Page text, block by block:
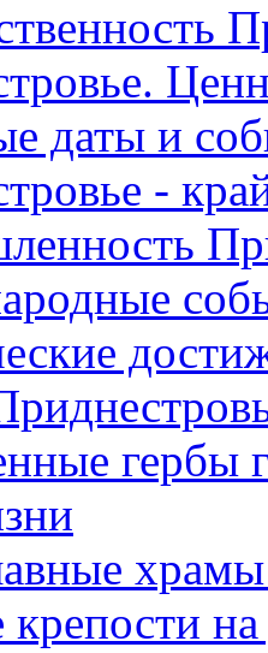
даты и
-
гербы